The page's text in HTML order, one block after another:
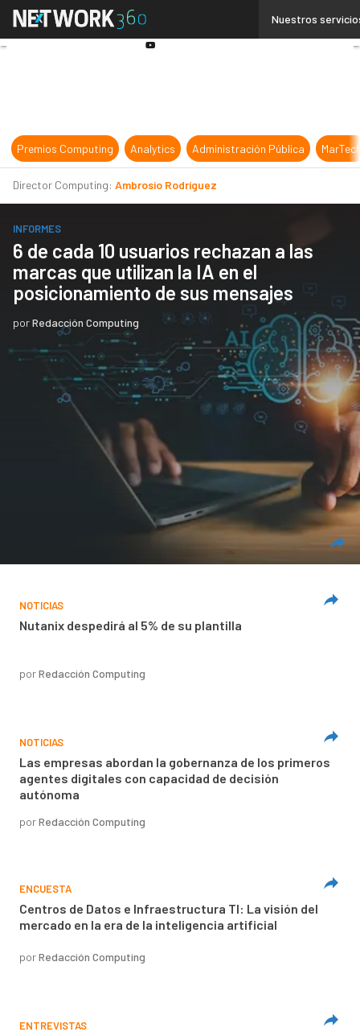
Nuestros
Premios Computing Analytics Administración Pública
Director Computing: Ambrosio Rodríguez
INFORMES
6 de cada 10 usuarios rechazan a las
marcas que utilizan la IA en el
posicionamiento de sus mensajes
porRedacción Computing
NOTICIAS
Nutanix despedirá al 5% de su plantilla
porRedacción Computing
NOTICIAS
Las empresas abordan la gobernanza de los primeros
agentes digitales con capacidad de decisión
autónoma
porRedacción Computing
ENCUESTA
Centros de Datos e Infraestructura TI: La visión del
mercado en la era de la inteligencia artificial
porRedacción Computing
ENTREVISTAS